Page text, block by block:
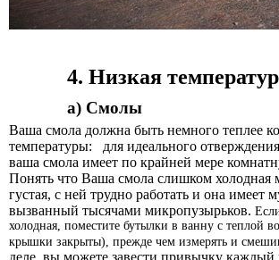
4. Низкая
а) Смолы
Ваша смола должна быть немного теплее
температуры: для идеального
ваша смола имеет по крайней мере
Понять что Ваша смола слишком холодная
густая, с ней трудно работать и она имеет
вызванный тысячами микропузырьков.
холодная, поместите бутылки в ванну с теплой
крышки закрыты), прежде чем измерять и
деле, вы можете завести привычку каждый